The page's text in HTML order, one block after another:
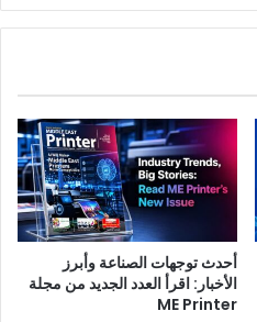
أحدث توجهات الصناعة وأبرز
الأخبار: اقرأ العدد الجديد من مجلة
ME Printer